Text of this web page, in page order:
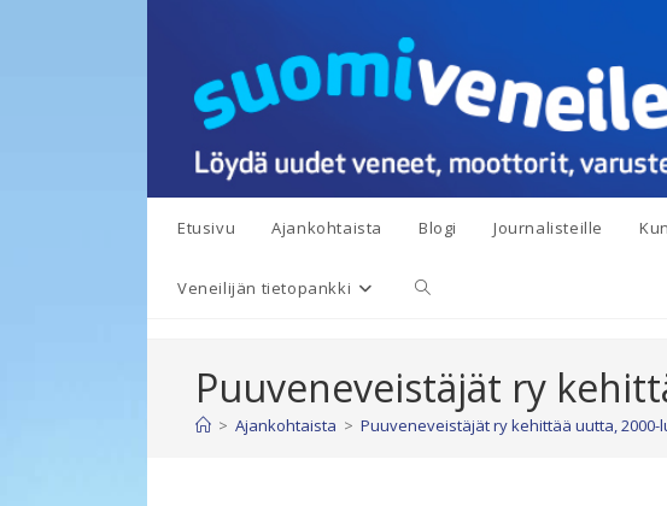
Etusivu Ajankohtaista Blogi Journalisteille
Veneilijän tietopankki Toggle
search
Puuveneveistäjät ry
> Ajankohtaista > Puuveneveistäjät ry kehittää uutta,